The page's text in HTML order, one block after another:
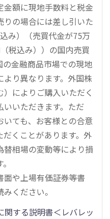
額に現地手数料と税金
の場合には差し引いた
み）（売買代金が75万
税込み））の国内売買
金融商品市場での現地
り異なります。外国株
によりご購入いただく
いただきます。ただ
いても、お客様との合意
くことがあります。外
相場の変動等により損
面や上場有価証券等書
ください。
関する説明書＜レバレッ